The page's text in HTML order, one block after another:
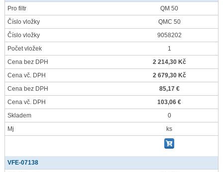
Pro filtr
QM 50
Číslo vložky
QMC 50
Číslo vložky
9058202
Počet vložek
1
Cena bez DPH
2 214,30 Kč
Cena vč. DPH
2 679,30 Kč
Cena bez DPH
85,17 €
Cena vč. DPH
103,06 €
Skladem
0
Mj
ks
VFE-07138